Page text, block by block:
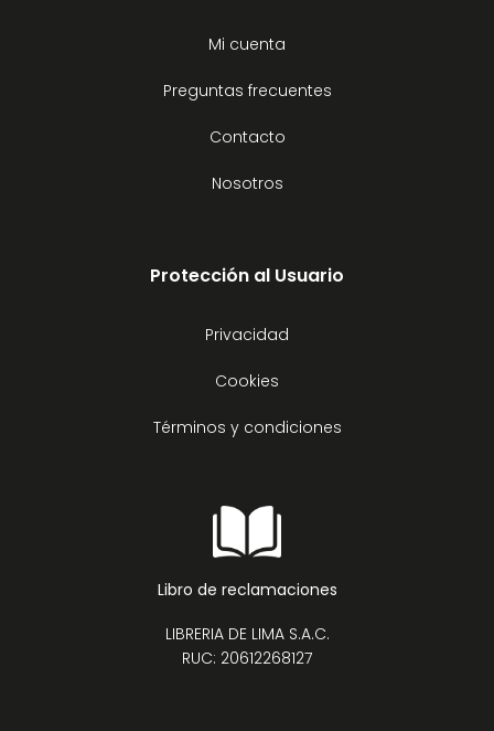
Mi cuenta
Preguntas frecuentes
Contacto
Nosotros
Protección al Usuario
Privacidad
Cookies
Términos y condiciones
Libro de reclamaciones
LIBRERIA DE LIMA S.A.C.
RUC: 20612268127